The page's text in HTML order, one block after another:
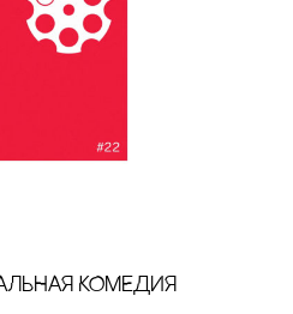
КОМЕДИЯ